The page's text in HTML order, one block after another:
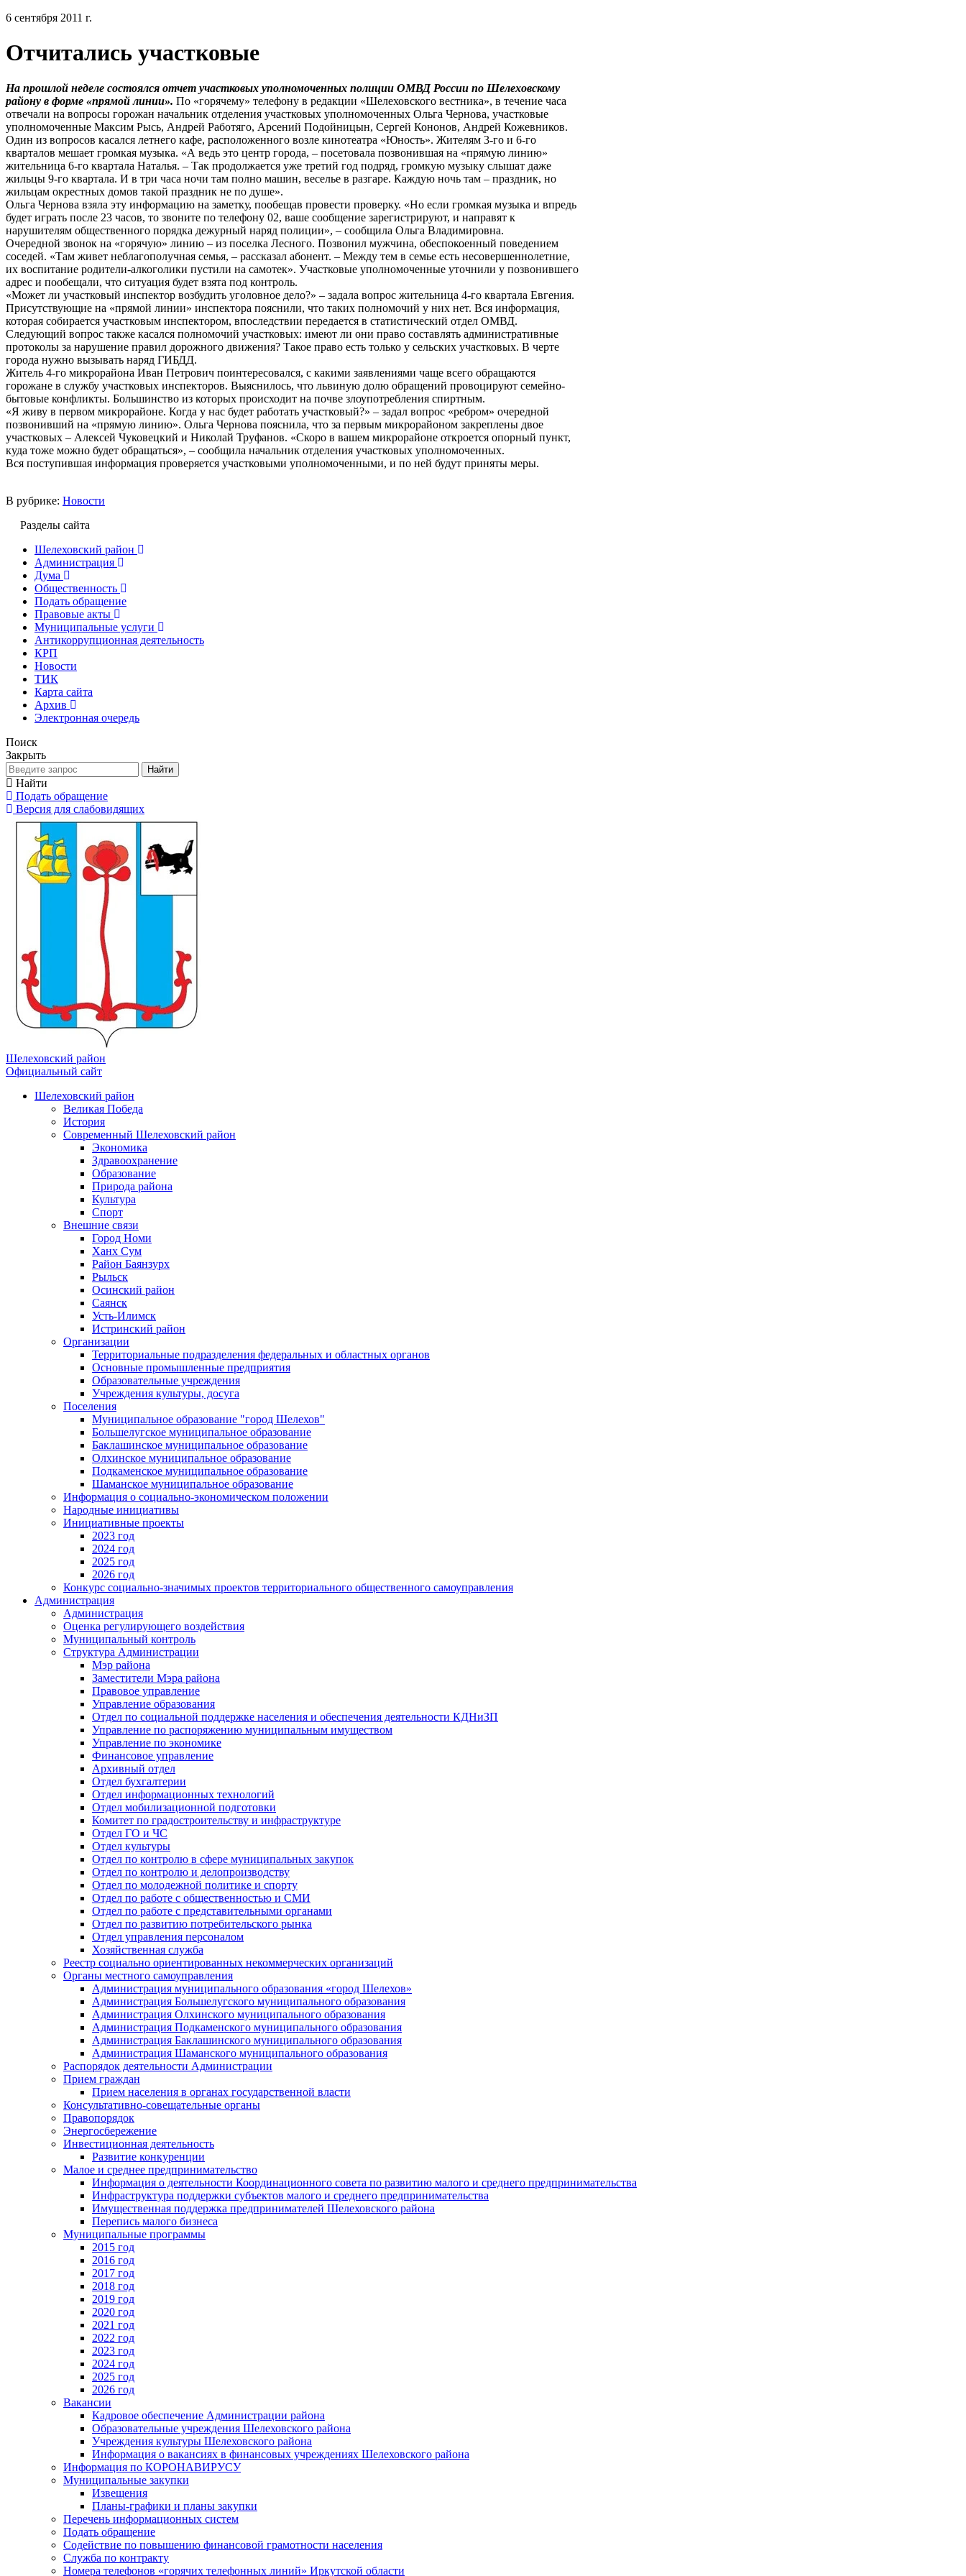
6 сентября 2011 г.
Отчитались участковые
На прошлой неделе состоялся отчет участковых уполномоченных полиции ОМВД России по Шелеховскому
району в форме «прямой линии». По «горячему» телефону в редакции «Шелеховского вестника», в течение часа
отвечали на вопросы горожан начальник отделения участковых уполномоченных Ольга Чернова, участковые
уполномоченные Максим Рысь, Андрей Работяго, Арсений Подойницын, Сергей Кононов, Андрей Кожевников.
Один из вопросов касался летнего кафе, расположенного возле кинотеатра «Юность». Жителям 3-го и 6-го
кварталов мешает громкая музыка. «А ведь это центр города, – посетовала позвонившая на «прямую линию»
жительница 6-го квартала Наталья. – Так продолжается уже третий год подряд, громкую музыку слышат даже
жильцы 9-го квартала. И в три часа ночи там полно машин, веселье в разгаре. Каждую ночь там – праздник, но
жильцам окрестных домов такой праздник не по душе».
Ольга Чернова взяла эту информацию на заметку, пообещав провести проверку. «Но если громкая музыка и впредь
будет играть после 23 часов, то звоните по телефону 02, ваше сообщение зарегистрируют, и направят к
нарушителям общественного порядка дежурный наряд полиции», – сообщила Ольга Владимировна.
Очередной звонок на «горячую» линию – из поселка Лесного. Позвонил мужчина, обеспокоенный поведением
соседей. «Там живет неблагополучная семья, – рассказал абонент. – Между тем в семье есть несовершеннолетние,
их воспитание родители-алкоголики пустили на самотек». Участковые уполномоченные уточнили у позвонившего
адрес и пообещали, что ситуация будет взята под контроль.
«Может ли участковый инспектор возбудить уголовное дело?» – задала вопрос жительница 4-го квартала Евгения.
Присутствующие на «прямой линии» инспектора пояснили, что таких полномочий у них нет. Вся информация,
которая собирается участковым инспектором, впоследствии передается в статистический отдел ОМВД.
Следующий вопрос также касался полномочий участковых: имеют ли они право составлять административные
протоколы за нарушение правил дорожного движения? Такое право есть только у сельских участковых. В черте
города нужно вызывать наряд ГИБДД.
Житель 4-го микрорайона Иван Петрович поинтересовался, с какими заявлениями чаще всего обращаются
горожане в службу участковых инспекторов. Выяснилось, что львиную долю обращений провоцируют семейно-
бытовые конфликты. Большинство из которых происходит на почве злоупотребления спиртным.
«Я живу в первом микрорайоне. Когда у нас будет работать участковый?» – задал вопрос «ребром» очередной
позвонивший на «прямую линию». Ольга Чернова пояснила, что за первым микрорайоном закреплены двое
участковых – Алексей Чуковецкий и Николай Труфанов. «Скоро в вашем микрорайоне откроется опорный пункт,
куда тоже можно будет обращаться», – сообщила начальник отделения участковых уполномоченных.
Вся поступившая информация проверяется участковыми уполномоченными, и по ней будут приняты меры.
В рубрике: Новости
Разделы сайта
Шелеховский район
Администрация
Дума
Общественность
Подать обращение
Правовые акты
Муниципальные услуги
Антикоррупционная деятельность
КРП
Новости
ТИК
Карта сайта
Архив
Электронная очередь
Поиск
Закрыть
Найти
Найти
Подать обращение
Версия для слабовидящих
Шелеховский район
Официальный сайт
Шелеховский район
Великая Победа
История
Современный Шелеховский район
Экономика
Здравоохранение
Образование
Природа района
Культура
Спорт
Внешние связи
Город Номи
Ханх Сум
Район Баянзурх
Рыльск
Осинский район
Саянск
Усть-Илимск
Истринский район
Организации
Территориальные подразделения федеральных и областных органов
Основные промышленные предприятия
Образовательные учреждения
Учреждения культуры, досуга
Поселения
Муниципальное образование "город Шелехов"
Большелугское муниципальное образование
Баклашинское муниципальное образование
Олхинское муниципальное образование
Подкаменское муниципальное образование
Шаманское муниципальное образование
Информация о социально-экономическом положении
Народные инициативы
Инициативные проекты
2023 год
2024 год
2025 год
2026 год
Конкурс социально-значимых проектов территориального общественного самоуправления
Администрация
Администрация
Оценка регулирующего воздействия
Муниципальный контроль
Структура Администрации
Мэр района
Заместители Мэра района
Правовое управление
Управление образования
Отдел по социальной поддержке населения и обеспечения деятельности КДНиЗП
Управление по распоряжению муниципальным имуществом
Управление по экономике
Финансовое управление
Архивный отдел
Отдел бухгалтерии
Отдел информационных технологий
Отдел мобилизационной подготовки
Комитет по градостроительству и инфраструктуре
Отдел ГО и ЧС
Отдел культуры
Отдел по контролю в сфере муниципальных закупок
Отдел по контролю и делопроизводству
Отдел по молодежной политике и спорту
Отдел по работе с общественностью и СМИ
Отдел по работе с представительными органами
Отдел по развитию потребительского рынка
Отдел управления персоналом
Хозяйственная служба
Реестр социально ориентированных некоммерческих организаций
Органы местного самоуправления
Администрация муниципального образования «город Шелехов»
Администрация Большелугского муниципального образования
Администрация Олхинского муниципального образования
Администрация Подкаменского муниципального образования
Администрация Баклашинского муниципального образования
Администрация Шаманского муниципального образования
Распорядок деятельности Администрации
Прием граждан
Прием населения в органах государственной власти
Консультативно-совещательные органы
Правопорядок
Энергосбережение
Инвестиционная деятельность
Развитие конкуренции
Малое и среднее предпринимательство
Информация о деятельности Координационного совета по развитию малого и среднего предпринимательства
Инфраструктура поддержки субъектов малого и среднего предпринимательства
Имущественная поддержка предпринимателей Шелеховского района
Перепись малого бизнеса
Муниципальные программы
2015 год
2016 год
2017 год
2018 год
2019 год
2020 год
2021 год
2022 год
2023 год
2024 год
2025 год
2026 год
Вакансии
Кадровое обеспечение Администрации района
Образовательные учреждения Шелеховского района
Учреждения культуры Шелеховского района
Информация о вакансиях в финансовых учреждениях Шелеховского района
Информация по КОРОНАВИРУСУ
Муниципальные закупки
Извещения
Планы-графики и планы закупки
Перечень информационных систем
Подать обращение
Содействие по повышению финансовой грамотности населения
Служба по контракту
Номера телефонов «горячих телефонных линий» Иркутской области